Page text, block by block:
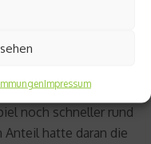
Impressum
sein Können unter
Darts zum
noch schneller rund
Anteil hatte daran die